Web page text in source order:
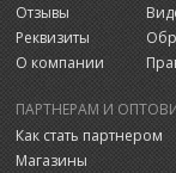
Отзывы
Реквизиты
О компании
ПАРТНЕРАМ И
Как стать партнером
Магазины